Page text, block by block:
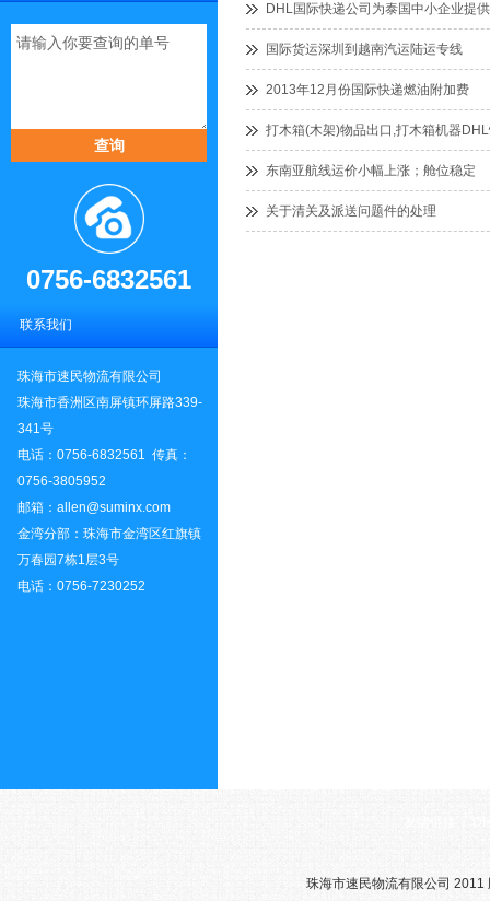
0756-6832561
联系我们
珠海市速民物流有限公司
珠海市香洲区南屏镇环屏路339-
341号
电话：0756-6832561 传真：
0756-3805952
邮箱：allen@suminx.com
金湾分部：珠海市金湾区红旗镇
万春园7栋1层3号
电话：0756-7230252
DHL国际快递公司为泰国中小企业提
国际货运深圳到越南汽运陆运专线
2013年12月份国际快递燃油附加费
打木箱(木架)物品出口,打木箱机器
东南亚航线运价小幅上涨；舱位稳定
关于清关及派送问题件的处理
珠海市速民物流有限公司